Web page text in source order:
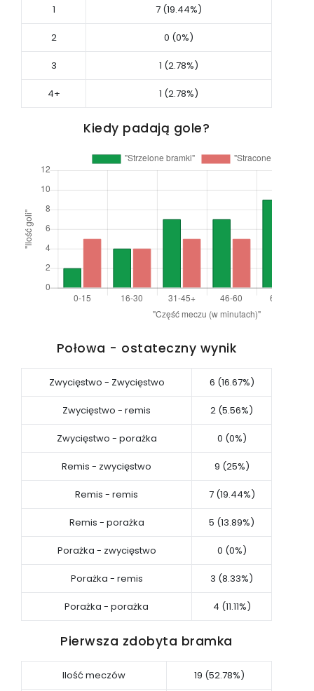
1 7 (19.44%)
2 0 (0%)
3 1 (2.78%)
4+ 1 (2.78%)
Kiedy padają gole?
Połowa - ostateczny wynik
Zwycięstwo - Zwycięstwo 6 (16.67%)
Zwycięstwo - remis 2 (5.56%)
Zwycięstwo - porażka 0 (0%)
Remis - zwycięstwo 9 (25%)
Remis - remis 7 (19.44%)
Remis - porażka 5 (13.89%)
Porażka - zwycięstwo 0 (0%)
Porażka - remis 3 (8.33%)
Porażka - porażka 4 (11.11%)
Pierwsza zdobyta bramka
Ilość meczów 19 (52.78%)